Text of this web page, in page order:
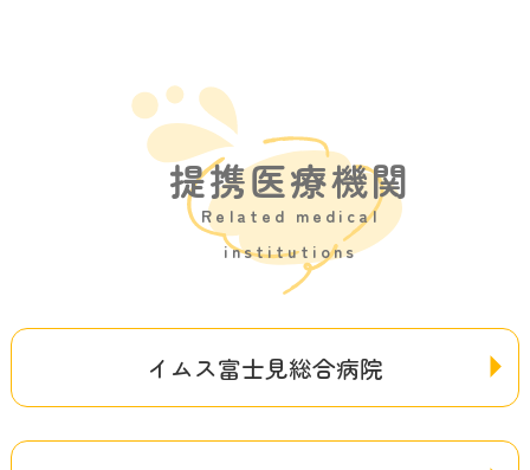
提携医療機関
Related medical
institutions
イムス富士見総合病院